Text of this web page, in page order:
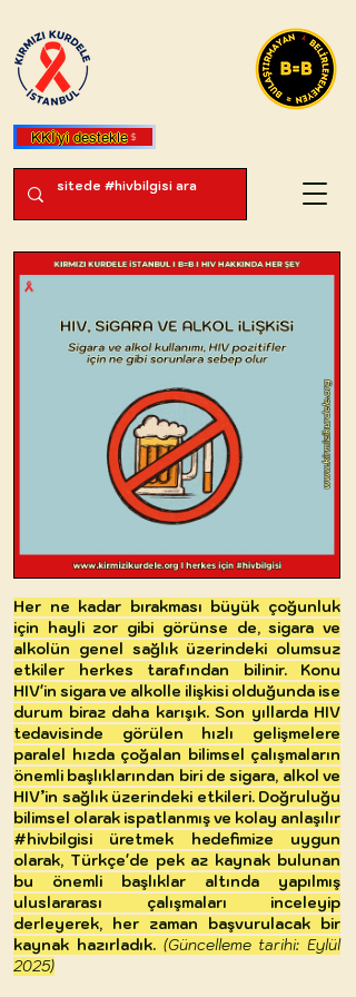
KKİ'yi destekle
Her ne kadar bırakması büyük çoğunluk
için hayli zor gibi görünse de, sigara ve
alkolün genel sağlık üzerindeki olumsuz
etkiler herkes tarafından bilinir.​ Konu
HIV'in sigara ve alkolle ilişkisi olduğunda ise
durum biraz daha karışık. Son yıllarda HIV
tedavisinde görülen hızlı gelişmelere
paralel hızda çoğalan bilimsel çalışmaların
önemli başlıklarından biri de sigara, alkol ve
HIV’in sağlık üzerindeki etkileri. Doğruluğu
bilimsel olarak ispatlanmış ve kolay anlaşılır
#hivbilgisi üretmek hedefimize uygun
olarak, Türkçe'de pek az kaynak bulunan
bu önemli başlıklar altında yapılmış
uluslararası çalışmaları inceleyip
derleyerek, her zaman başvurulacak bir
kaynak hazırladık. (Güncelleme tarihi: Eylül
2025)